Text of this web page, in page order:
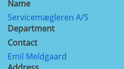
Name
Servicemægleren A/S
Department
Contact
Emil Meldgaard